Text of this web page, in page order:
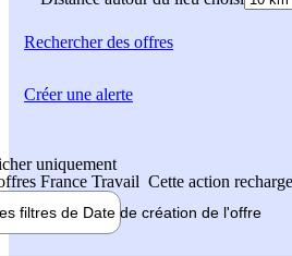
Rechercherdes offres
uniquement
France Travail Cette action
filtres de Date de création de l'offre
Créer une alerte